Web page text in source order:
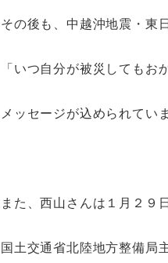
その後も、中越沖地震・東
「いつ自分が被災してもお
メッセージが込められてい
また、西山さんは１月２９
国土交通省北陸地方整備局